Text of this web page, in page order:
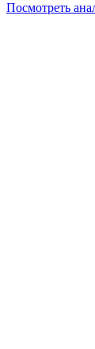
Посмотреть